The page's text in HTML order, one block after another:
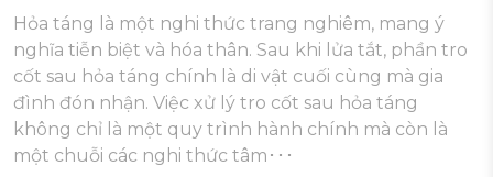
Hỏa táng là một nghi thức trang nghiêm, mang ý
nghĩa tiễn biệt và hóa thân. Sau khi lửa tắt, phần tro
cốt sau hỏa táng chính là di vật cuối cùng mà gia
đình đón nhận. Việc xử lý tro cốt sau hỏa táng
không chỉ là một quy trình hành chính mà còn là
một chuỗi các nghi thức tâm･･･